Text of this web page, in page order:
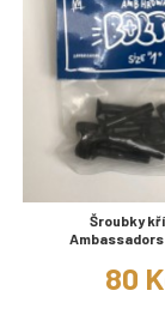
Šroubky
Ambassadors
80